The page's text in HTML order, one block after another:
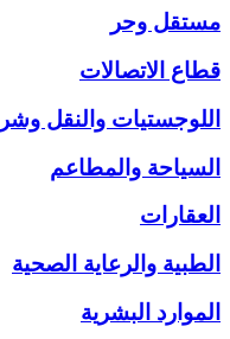
مستقل وحر
قطاع الاتصالات
اللوجستيات والنقل
السياحة والمطاعم
العقارات
الطبية والرعاية الصحية
الموارد البشرية